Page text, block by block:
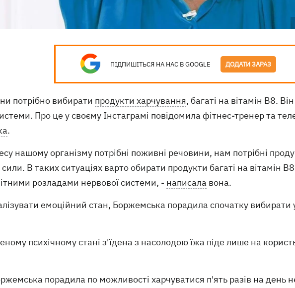
ПІДПИШІТЬСЯ НА НАС В GOOGLE ДОДАТИ ЗАРАЗ
потрібно вибирати продукти харчування, багаті на вітамін B8.
Про це у своєму Інстаграмі повідомила фітнес-тренер та
.
нашому організму потрібні поживні речовини, нам потрібні
В таких ситуаціях варто обирати продукти багаті на вітамін
розладами нервової системи, - написала вона.
емоційний стан, Боржемська порадила спочатку вибирати
психічному стані з'їдена з насолодою їжа піде лише на
порадила по можливості харчуватися п'ять разів на день